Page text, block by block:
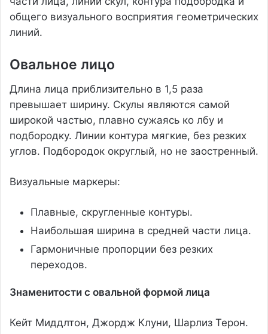
общего визуального восприятия геометрических
линий.
Овальное лицо
Длина лица приблизительно в 1,5 раза
превышает ширину. Скулы являются самой
широкой частью, плавно сужаясь ко лбу и
подбородку. Линии контура мягкие, без резких
углов. Подбородок округлый, но не заостренный.
Визуальные маркеры:
Плавные, скругленные контуры.
Наибольшая ширина в средней части лица.
Гармоничные пропорции без резких
переходов.
Знаменитости с овальной формой лица
Кейт Миддлтон, Джордж Клуни, Шарлиз Терон.